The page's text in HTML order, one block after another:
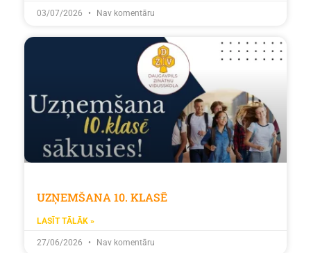
03/07/2026 Nav komentāru
UZŅEMŠANA 10. KLASĒ
LASĪT TĀLĀK »
27/06/2026 Nav komentāru